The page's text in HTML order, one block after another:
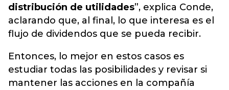
distribución de utilidades”, explica Conde,
aclarando que, al final, lo que interesa es el
flujo de dividendos que se pueda recibir.
Entonces, lo mejor en estos casos es
estudiar todas las posibilidades y revisar si
mantener las acciones en la compañía